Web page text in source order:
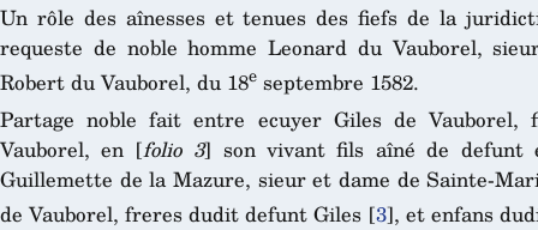
Un rôle des aînesses et tenues des fiefs de la
requeste de noble homme Leonard du Vauborel,
Robert du Vauborel, du 18e septembre 1582.
Partage noble fait entre ecuyer Giles de
Vauborel, en [folio 3] son vivant fils aîné de defunt
Guillemette de la Mazure, sieur et dame de Sainte-
de Vauborel, freres dudit defunt Giles [3], et enfans